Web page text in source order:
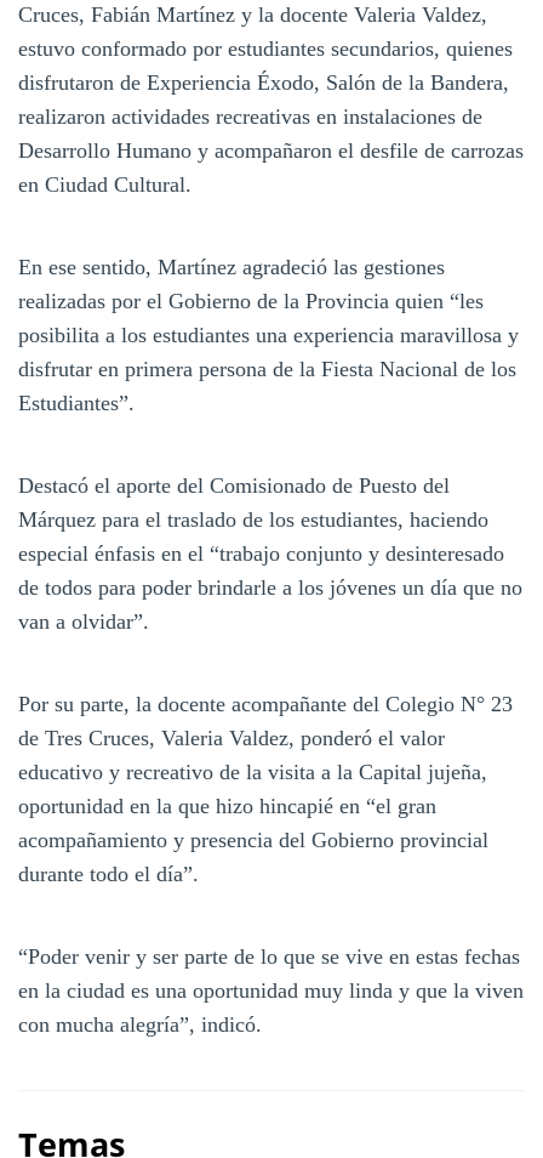
Cruces, Fabián Martínez y la docente Valeria Valdez,
estuvo conformado por estudiantes secundarios, quienes
disfrutaron de Experiencia Éxodo, Salón de la Bandera,
realizaron actividades recreativas en instalaciones de
Desarrollo Humano y acompañaron el desfile de carrozas
en Ciudad Cultural.
En ese sentido, Martínez agradeció las gestiones
realizadas por el Gobierno de la Provincia quien “les
posibilita a los estudiantes una experiencia maravillosa y
disfrutar en primera persona de la Fiesta Nacional de los
Estudiantes”.
Destacó el aporte del Comisionado de Puesto del
Márquez para el traslado de los estudiantes, haciendo
especial énfasis en el “trabajo conjunto y desinteresado
de todos para poder brindarle a los jóvenes un día que no
van a olvidar”.
Por su parte, la docente acompañante del Colegio N° 23
de Tres Cruces, Valeria Valdez, ponderó el valor
educativo y recreativo de la visita a la Capital jujeña,
oportunidad en la que hizo hincapié en “el gran
acompañamiento y presencia del Gobierno provincial
durante todo el día”.
“Poder venir y ser parte de lo que se vive en estas fechas
en la ciudad es una oportunidad muy linda y que la viven
con mucha alegría”, indicó.
Temas